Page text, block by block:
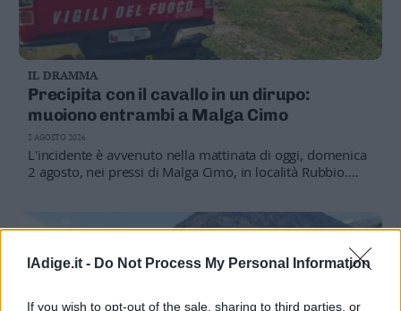
lAdige.it - Do Not Process My Personal Information
If you wish to opt-out of the sale, sharing to third parties, or
IL DRAMMA
Precipita con il cavallo in un dirupo:
muoiono entrambi a Malga Cimo
L'incidente è avvenuto nella mattinata di oggi, domenica
2 agosto, nei pressi di Malga Cimo, in località Rubbio.
2 AGOSTO 2026